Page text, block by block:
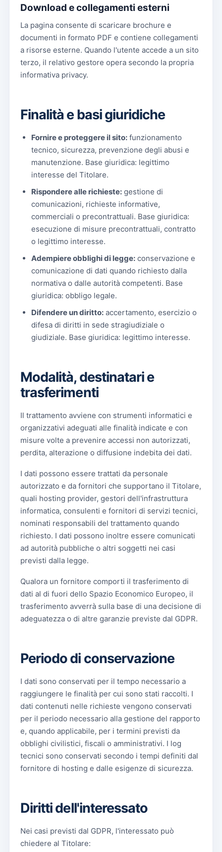
Download e collegamenti esterni
La pagina consente di scaricare brochure e
documenti in formato PDF e contiene collegamenti
a risorse esterne. Quando l'utente accede a un sito
terzo, il relativo gestore opera secondo la propria
informativa privacy.
Finalità e basi giuridiche
Fornire e proteggere il sito: funzionamento
tecnico, sicurezza, prevenzione degli abusi e
manutenzione. Base giuridica: legittimo
interesse del Titolare.
Rispondere alle richieste: gestione di
comunicazioni, richieste informative,
commerciali o precontrattuali. Base giuridica:
esecuzione di misure precontrattuali, contratto
o legittimo interesse.
Adempiere obblighi di legge: conservazione e
comunicazione di dati quando richiesto dalla
normativa o dalle autorità competenti. Base
giuridica: obbligo legale.
Difendere un diritto: accertamento, esercizio o
difesa di diritti in sede stragiudiziale o
giudiziale. Base giuridica: legittimo interesse.
Modalità, destinatari e
trasferimenti
Il trattamento avviene con strumenti informatici e
organizzativi adeguati alle finalità indicate e con
misure volte a prevenire accessi non autorizzati,
perdita, alterazione o diffusione indebita dei dati.
I dati possono essere trattati da personale
autorizzato e da fornitori che supportano il Titolare,
quali hosting provider, gestori dell'infrastruttura
informatica, consulenti e fornitori di servizi tecnici,
nominati responsabili del trattamento quando
richiesto. I dati possono inoltre essere comunicati
ad autorità pubbliche o altri soggetti nei casi
previsti dalla legge.
Qualora un fornitore comporti il trasferimento di
dati al di fuori dello Spazio Economico Europeo, il
trasferimento avverrà sulla base di una decisione di
adeguatezza o di altre garanzie previste dal GDPR.
Periodo di conservazione
I dati sono conservati per il tempo necessario a
raggiungere le finalità per cui sono stati raccolti. I
dati contenuti nelle richieste vengono conservati
per il periodo necessario alla gestione del rapporto
e, quando applicabile, per i termini previsti da
obblighi civilistici, fiscali o amministrativi. I log
tecnici sono conservati secondo i tempi definiti dal
fornitore di hosting e dalle esigenze di sicurezza.
Diritti dell'interessato
Nei casi previsti dal GDPR, l'interessato può
chiedere al Titolare: